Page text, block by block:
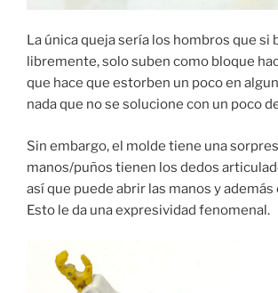
La única queja sería los hombros que si
libremente, solo suben como bloque
que hace que estorben un poco en
nada que no se solucione con un poco
Sin embargo, el molde tiene una
manos/puños tienen los dedos
así que puede abrir las manos y además
Esto le da una expresividad fenomenal.